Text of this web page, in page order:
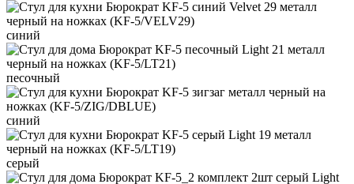
синий
песочный
синий
серый